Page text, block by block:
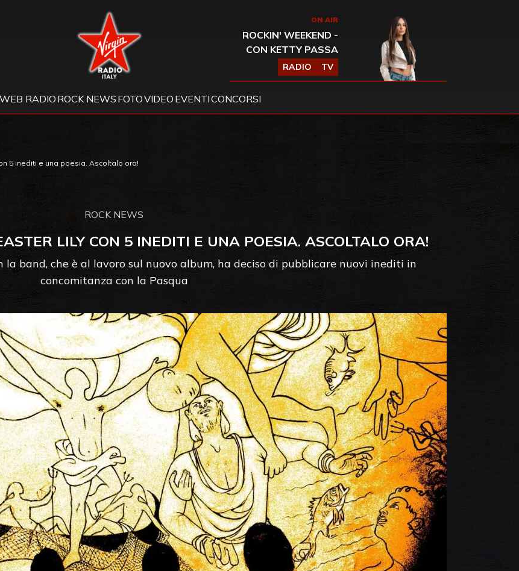
Virgin Radio ON AIR
ROCKIN' WEEKEND -
CON KETTY PASSA
RADIO TV
WEB RADIO ROCK NEWS FOTOVIDEO EVENTICONCORSI
5 inediti e una poesia. Ascoltalo ora!
ROCK NEWS
LILY CON 5 INEDITI E UNA POESIA. ASCOLTALO ORA!
la band, che è al lavoro sul nuovo album, ha deciso di pubblicare nuovi inediti in
concomitanza con la Pasqua